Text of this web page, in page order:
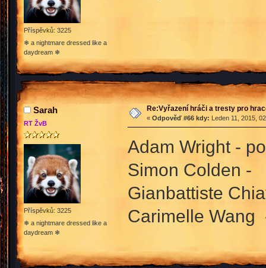
Příspěvků: 3225
❄ a nightmare dressed like a
daydream ❄
Sarah
RT ŽvB
Příspěvků: 3225
❄ a nightmare dressed like a
daydream ❄
Re:Vyřazení hráči a tresty pro
« Odpověď #66 kdy: Leden 11, 2015,
Adam Wright -
Simon Colden -
Gianbattiste
Carimelle Wang